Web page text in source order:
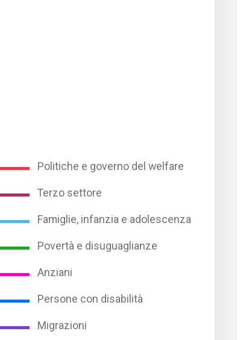
Politiche e governo del welfare
Terzo settore
Famiglie, infanzia e adolescenza
Povertà e disuguaglianze
Anziani
Persone con disabilità
Migrazioni